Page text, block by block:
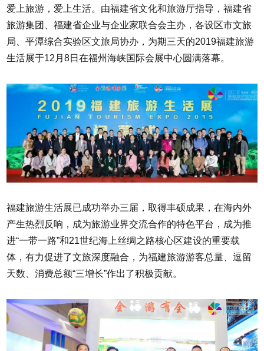
爱上旅游，爱上生活。由福建省文化和旅游厅指导，福建省
旅游集团、福建省企业与企业家联合会主办，各设区市文旅
局、平潭综合实验区文旅局协办，为期三天的2019福建旅游
生活展于12月8日在福州海峡国际会展中心圆满落幕。
福建旅游生活展已成功举办三届，取得丰硕成果，在海内外
产生热烈反响，成为旅游业界交流合作的特色平台，成为推
进“一带一路”和21世纪海上丝绸之路核心区建设的重要载
体，有力促进了文旅深度融合，为福建旅游游客总量、逗留
天数、消费总额“三增长”作出了积极贡献。